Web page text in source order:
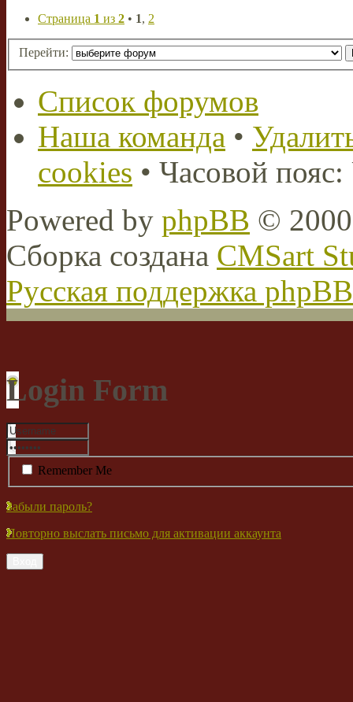
Страница 1 из 2 • 1, 2
Перейти:
Список форумов
Наша команда •
cookies • Часовой
Powered by phpBB ©
Сборка создана CMSart
Русская поддержка phpBB
Login Form
Remember Me
Забыли пароль?
Повторно выслать письмо для активации аккаунта